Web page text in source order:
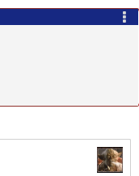
Zitieren